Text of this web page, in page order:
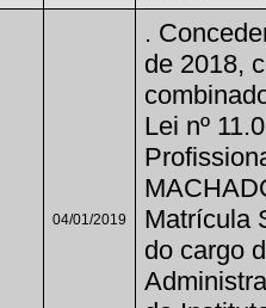
04/01/2019
.
de 2018,
Lei nº
Matrícula
do cargo